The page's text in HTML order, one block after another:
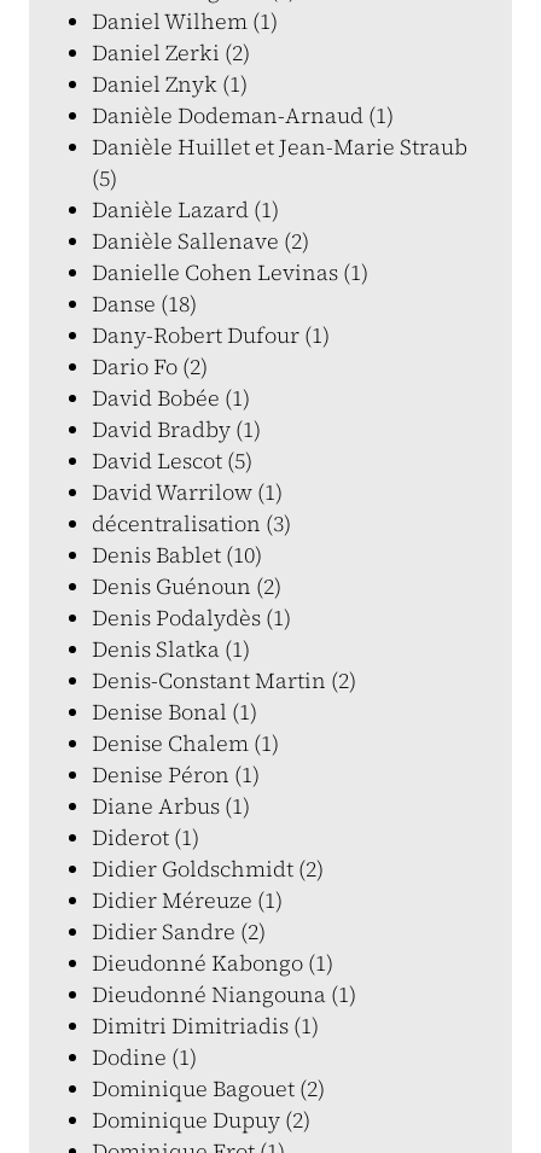
Daniel Wilhem (1)
Daniel Zerki (2)
Daniel Znyk (1)
Danièle Dodeman-Arnaud (1)
Danièle Huillet et Jean-Marie Straub
(5)
Danièle Lazard (1)
Danièle Sallenave (2)
Danielle Cohen Levinas (1)
Danse (18)
Dany-Robert Dufour (1)
Dario Fo (2)
David Bobée (1)
David Bradby (1)
David Lescot (5)
David Warrilow (1)
décentralisation (3)
Denis Bablet (10)
Denis Guénoun (2)
Denis Podalydès (1)
Denis Slatka (1)
Denis-Constant Martin (2)
Denise Bonal (1)
Denise Chalem (1)
Denise Péron (1)
Diane Arbus (1)
Diderot (1)
Didier Goldschmidt (2)
Didier Méreuze (1)
Didier Sandre (2)
Dieudonné Kabongo (1)
Dieudonné Niangouna (1)
Dimitri Dimitriadis (1)
Dodine (1)
Dominique Bagouet (2)
Dominique Dupuy (2)